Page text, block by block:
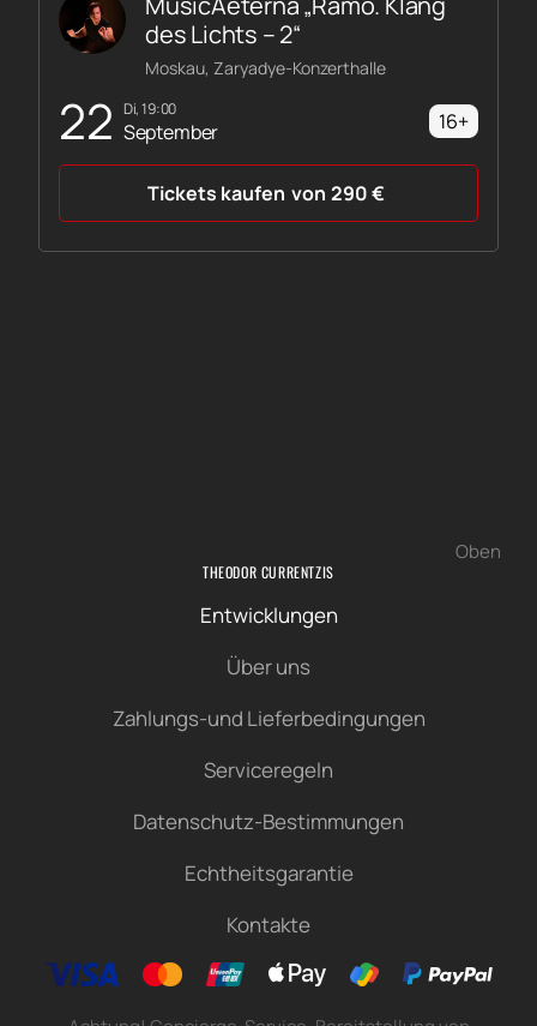
22 Di, 19:00
September
des Lichts – 2“
Moskau, Zaryadye-Konzerthalle
16+
Tickets kaufen von 290€
Oben
THEODOR CURRENTZIS
Entwicklungen
Über uns
Zahlungs-und Lieferbedingungen
Serviceregeln
Datenschutz-Bestimmungen
Echtheitsgarantie
Kontakte